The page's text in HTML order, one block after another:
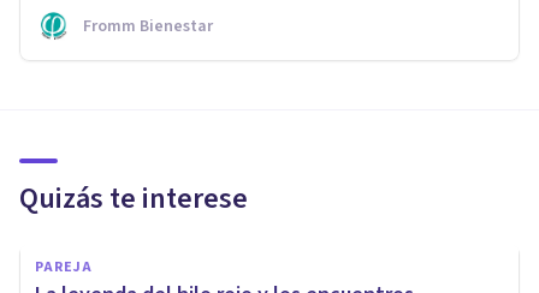
Fromm Bienestar
Quizás te interese
PAREJA